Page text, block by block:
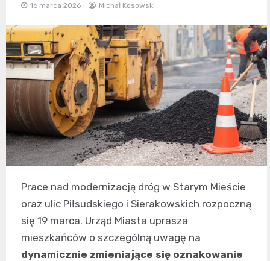
16 marca 2026 Michał Kosowski
Prace nad modernizacją dróg w Starym Mieście
oraz ulic Piłsudskiego i Sierakowskich rozpoczną
się 19 marca. Urząd Miasta uprasza
mieszkańców o szczególną uwagę na
dynamicznie zmieniające się oznakowanie